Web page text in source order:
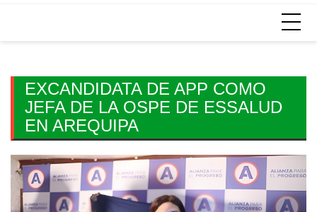
EXCANDIDATA DE APP COMO
JEFA DE LA OSPE DE ESSALUD
EN AREQUIPA